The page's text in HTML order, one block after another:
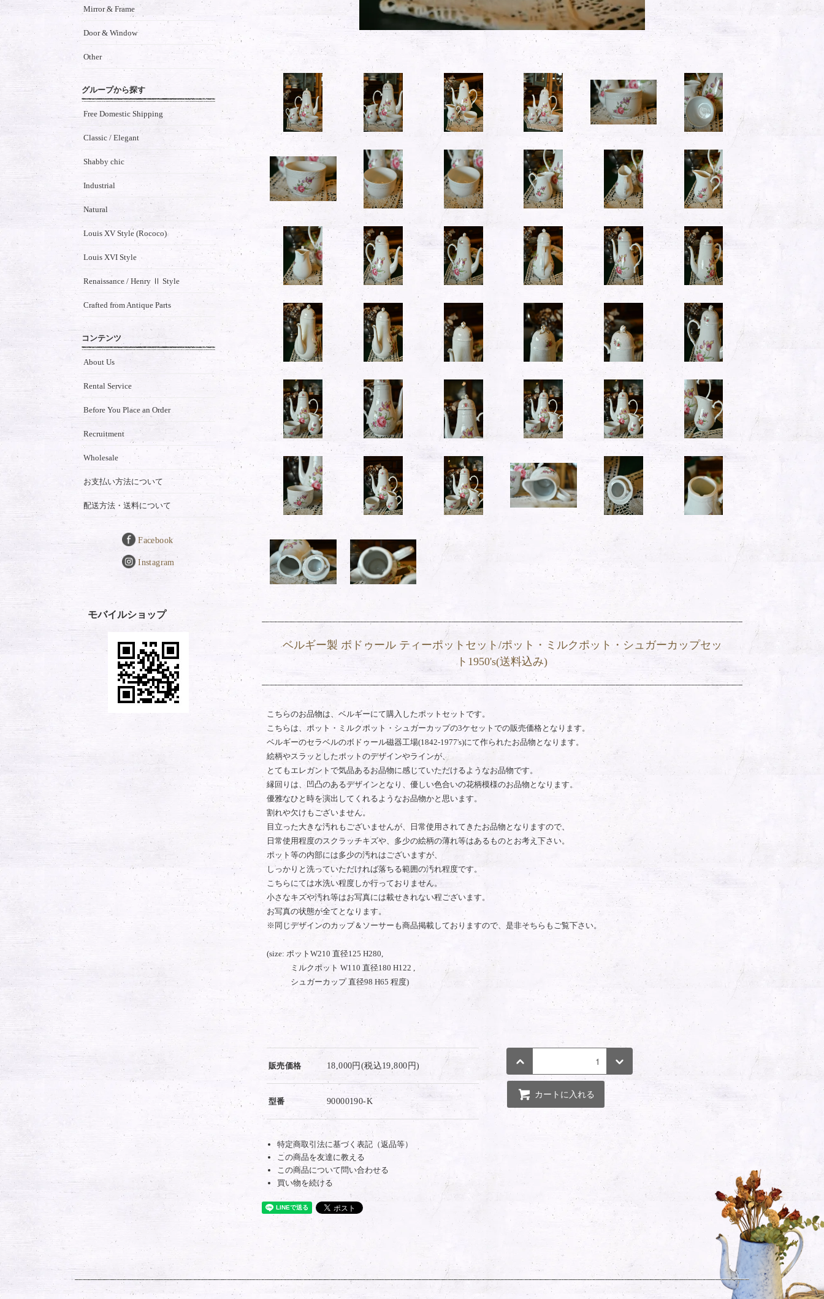
ベルギー製 ボドゥール ティーポットセット/ポット・ミルクポット・シュガーカップセッ
ト1950's(送料込み)
こちらのお品物は、ベルギーにて購入したポットセットです。
こちらは、ポット・ミルクポット・シュガーカップの3ケセットでの販売価格となります。
ベルギーのセラベルのボドゥール磁器工場(1842-1977's)にて作られたお品物となります。
絵柄やスラッとしたポットのデザインやラインが、
とてもエレガントで気品あるお品物に感じていただけるようなお品物です。
縁回りは、凹凸のあるデザインとなり、優しい色合いの花柄模様のお品物となります。
優雅なひと時を演出してくれるようなお品物かと思います。
割れや欠けもございません。
目立った大きな汚れもございませんが、日常使用されてきたお品物となりますので、
日常使用程度のスクラッチキズや、多少の絵柄の薄れ等はあるものとお考え下さい。
ポット等の内部には多少の汚れはございますが、
しっかりと洗っていただければ落ちる範囲の汚れ程度です。
こちらにては水洗い程度しか行っておりません。
小さなキズや汚れ等はお写真には載せきれない程ございます。
お写真の状態が全てとなります。
※同じデザインのカップ＆ソーサーも商品掲載しておりますので、是非そちらもご覧下さい。
(size: ポットW210 直径125 H280,
ミルクポット W110 直径180 H122 ,
シュガーカップ 直径98 H65 程度)
販売価格 18,000円(税込19,800円)
型番 90000190-K
カートに入れる
特定商取引法に基づく表記（返品等）
この商品を友達に教える
この商品について問い合わせる
買い物を続ける
Mirror & Frame
Door & Window
Other
グループから探す
Free Domestic Shipping
Classic / Elegant
Shabby chic
Industrial
Natural
Louis XV Style (Rococo)
Louis XVI Style
Renaissance / Henry Ⅱ Style
Crafted from Antique Parts
コンテンツ
About Us
Rental Service
Before You Place an Order
Recruitment
Wholesale
お支払い方法について
配送方法・送料について
Facebook
Instagram
モバイルショップ